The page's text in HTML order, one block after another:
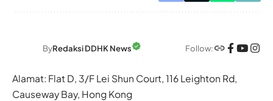
ByRedaksi DDHK News Follow:
Alamat: Flat D, 3/F Lei Shun Court, 116 Leighton Rd,
Causeway Bay, Hong Kong